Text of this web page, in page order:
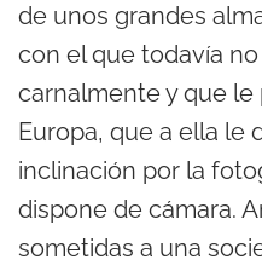
de unos grandes
con el que todavía
carnalmente y que le
Europa, que a ella le
inclinación por la
dispone de cámara.
sometidas a una